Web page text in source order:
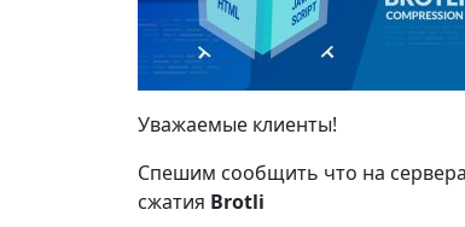
Уважаемые клиенты!
Спешим сообщить что на
сжатия Brotli